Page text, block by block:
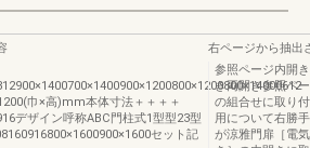
巾×高)mm本体寸法＋＋＋＋
デザイン呼称ABC門柱式1型型23型
セット記
右ページから抽出
参照ページ内開
き両開き参照ペ
の組合せに取り
用について右勝
が涼雅門扉［電